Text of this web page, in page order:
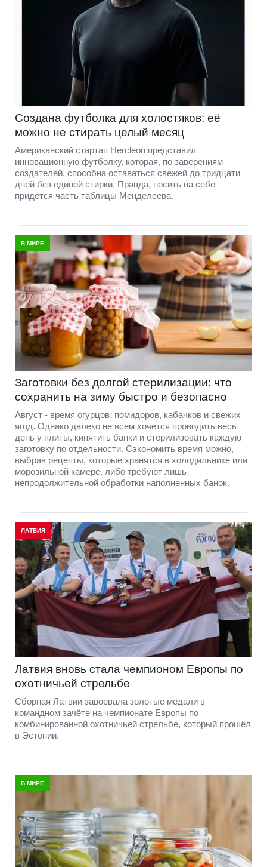
Создана футболка для холостяков: её
можно не стирать целый месяц
Американский стартап Hercleon представил
инновационную футболку, которая, по заверениям
создателей, способна оставаться свежей до тридцати
дней без единой стирки. Правда, носить на себе
придётся часть таблицы Менделеева.
В МИРЕ
Заготовки без долгой стерилизации: что
сохранить на зиму быстро и безопасно
Август - время огурцов, помидоров, кабачков и свежих
ягод. Однако далеко не всем хочется проводить весь
день у плиты, кипятить банки и стерилизовать каждую
заготовку по отдельности. Сэкономить время можно,
выбрав рецепты, которые хранятся в холодильнике или
морозильной камере, либо требуют лишь
непродолжительной обработки наполненных банок.
ЛАТВИЯ
Латвия вновь стала чемпионом Европы по
охотничьей стрельбе
Сборная Латвии завоевала золотые медали в
командном зачёте на чемпионате Европы по
комбинированной охотничьей стрельбе, который прошёл
в Эстонии.
В МИРЕ